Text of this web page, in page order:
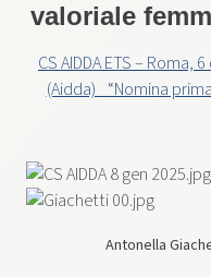
valoriale
CS AIDDA ETS –
(Aidda)_ “Nomina
Antonella